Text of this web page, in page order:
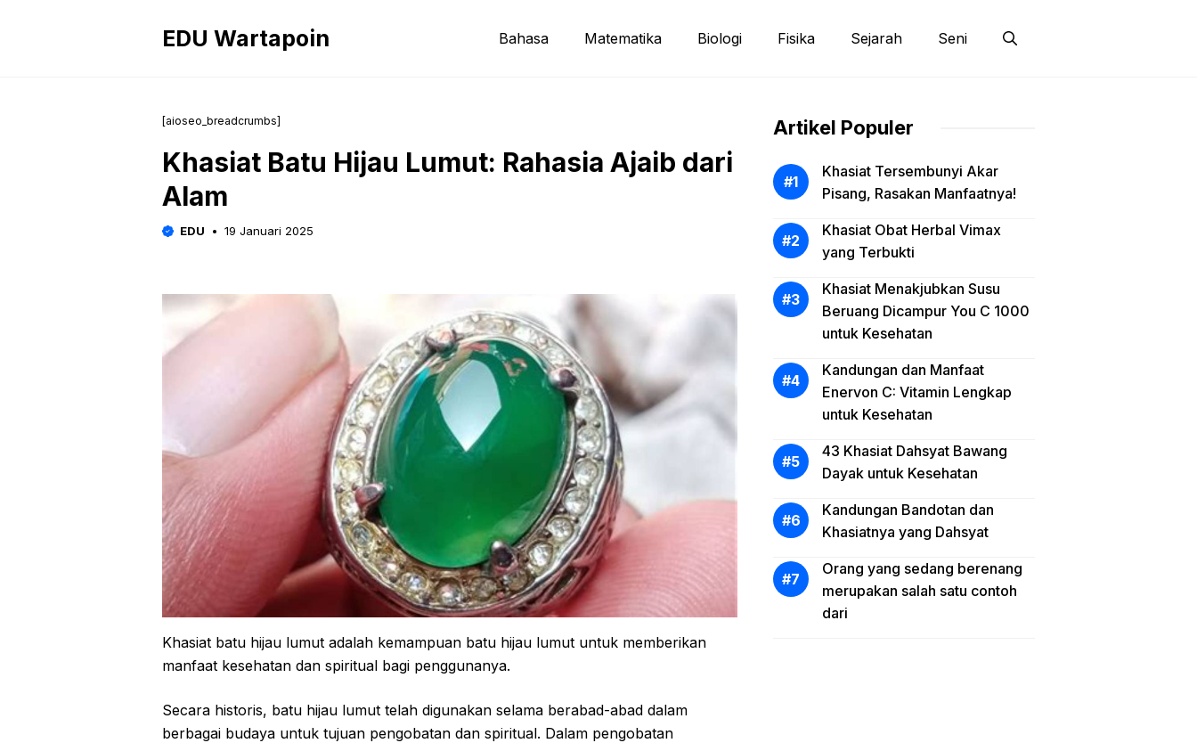
EDU Wartapoin Bahasa Matematika Biologi Fisika Sejarah Seni
[aioseo_breadcrumbs]
Khasiat Batu Hijau Lumut: Rahasia Ajaib dari
Alam
EDU 19 Januari 2025
Khasiat batu hijau lumut adalah kemampuan batu hijau lumut untuk memberikan
manfaat kesehatan dan spiritual bagi penggunanya.
Secara historis, batu hijau lumut telah digunakan selama berabad-abad dalam
berbagai budaya untuk tujuan pengobatan dan spiritual. Dalam pengobatan
Artikel Populer
Khasiat Tersembunyi Akar
Pisang, Rasakan Manfaatnya!
Khasiat Obat Herbal Vimax
yang Terbukti
Khasiat Menakjubkan Susu
Beruang Dicampur You C 1000
untuk Kesehatan
Kandungan dan Manfaat
Enervon C: Vitamin Lengkap
untuk Kesehatan
43 Khasiat Dahsyat Bawang
Dayak untuk Kesehatan
Kandungan Bandotan dan
Khasiatnya yang Dahsyat
Orang yang sedang berenang
merupakan salah satu contoh
dari